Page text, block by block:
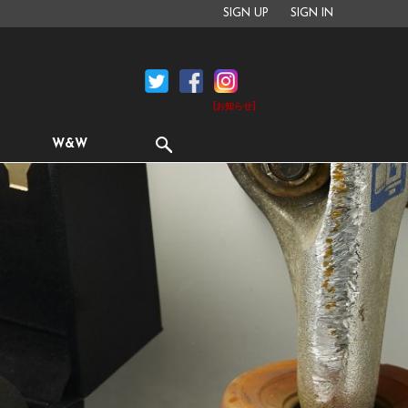
SIGN UP SIGN IN
[お知らせ]
W&W